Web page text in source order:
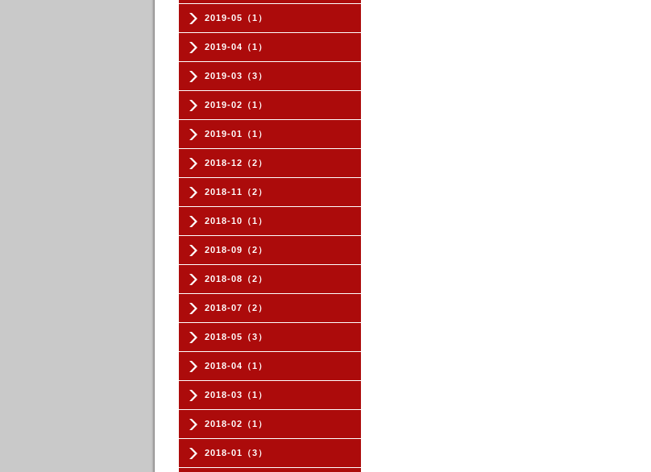
2019-05（1）
2019-04（1）
2019-03（3）
2019-02（1）
2019-01（1）
2018-12（2）
2018-11（2）
2018-10（1）
2018-09（2）
2018-08（2）
2018-07（2）
2018-05（3）
2018-04（1）
2018-03（1）
2018-02（1）
2018-01（3）